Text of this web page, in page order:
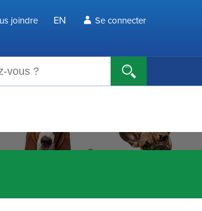
joindre EN Se connecter